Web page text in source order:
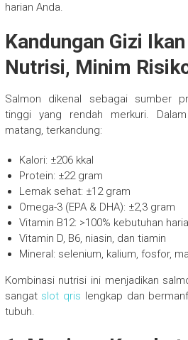
harian Anda.
Kandungan Gizi
Nutrisi, Minim
Salmon dikenal sebagai sumber
tinggi yang rendah merkuri.
matang, terkandung:
Kalori: ±206 kkal
Protein: ±22 gram
Lemak sehat: ±12 gram
Omega-3 (EPA & DHA): ±2,3 gram
Vitamin B12: >100% kebutuhan
Vitamin D, B6, niasin, dan tiamin
Mineral: selenium, kalium, fosfor,
Kombinasi nutrisi ini menjadikan
sangat slot qris lengkap dan
tubuh.